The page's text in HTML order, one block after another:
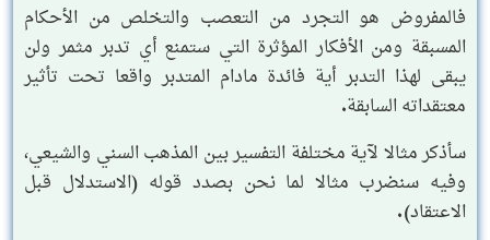
فالمفروض هو التجرد من التعصب والتخلص من الأحكام
المسبقة ومن الأفكار المؤثرة التي ستمنع أي تدبر مثمر ولن
يبقى لهذا التدبر أية فائدة مادام المتدبر واقعا تحت تأثير
معتقداته السابقة.
سأذكر مثالا لآية مختلفة التفسير بين المذهب السني والشيعي،
وفيه سنضرب مثالا لما نحن بصدد قوله (الاستدلال قبل
الاعتقاد).